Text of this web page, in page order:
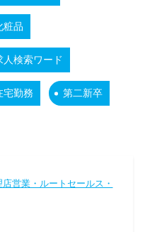
粧品
人検索ワード
宅勤務 第二新卒
営業・ルートセールス・